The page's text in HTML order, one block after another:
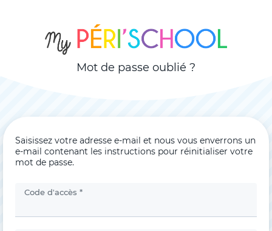
Mot de passe oublié ?
Saisissez votre adresse e-mail et nous vous enverrons un
e-mail contenant les instructions pour réinitialiser votre
mot de passe.
Code d'accès *